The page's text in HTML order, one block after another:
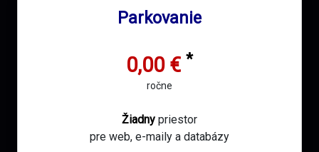
Parkovanie
0,00 € *
ročne
Žiadny priestor
pre web, e-maily a databázy